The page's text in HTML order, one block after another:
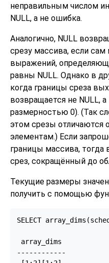
неправильным числом
NULL, а не ошибка.
Аналогично, NULL
срезу массива, если сам
выражений,
равны NULL. Однако в
когда границы среза
возвращается не NULL,
размерностью 0). (Так
этом срезы
элементам.) Если
границы массива, тогда
срез, сокращённый до
Текущие размеры
получить с помощью
SELECT
array_dims
------------